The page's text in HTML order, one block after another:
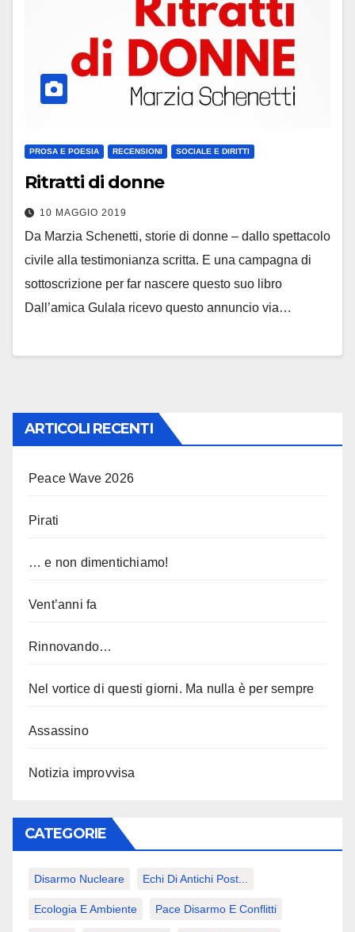
PROSA E POESIA RECENSIONI SOCIALE E DIRITTI
Ritratti di donne
10 MAGGIO 2019
Da Marzia Schenetti, storie di donne – dallo spettacolo
civile alla testimonianza scritta. E una campagna di
sottoscrizione per far nascere questo suo libro
Dall’amica Gulala ricevo questo annuncio via…
ARTICOLI RECENTI
Peace Wave 2026
Pirati
… e non dimentichiamo!
Vent’anni fa
Rinnovando…
Nel vortice di questi giorni. Ma nulla è per sempre
Assassino
Notizia improvvisa
CATEGORIE
Disarmo Nucleare Echi Di Antichi Post...
Ecologia E Ambiente Pace Disarmo E Conflitti